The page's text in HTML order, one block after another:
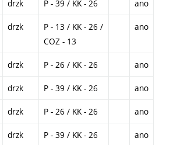
drzk P - 39 / KK - 26 ano
drzk
P - 13 / KK - 26 /
COZ - 13
ano
drzk P - 26 / KK - 26 ano
drzk P - 39 / KK - 26 ano
drzk P - 26 / KK - 26 ano
drzk P - 39 / KK - 26 ano